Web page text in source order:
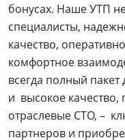
бонусах. Наше УТП
специалисты,
качество,
комфортное
всегда полный
и высокое качество,
отраслевые СТО, –
партнеров и